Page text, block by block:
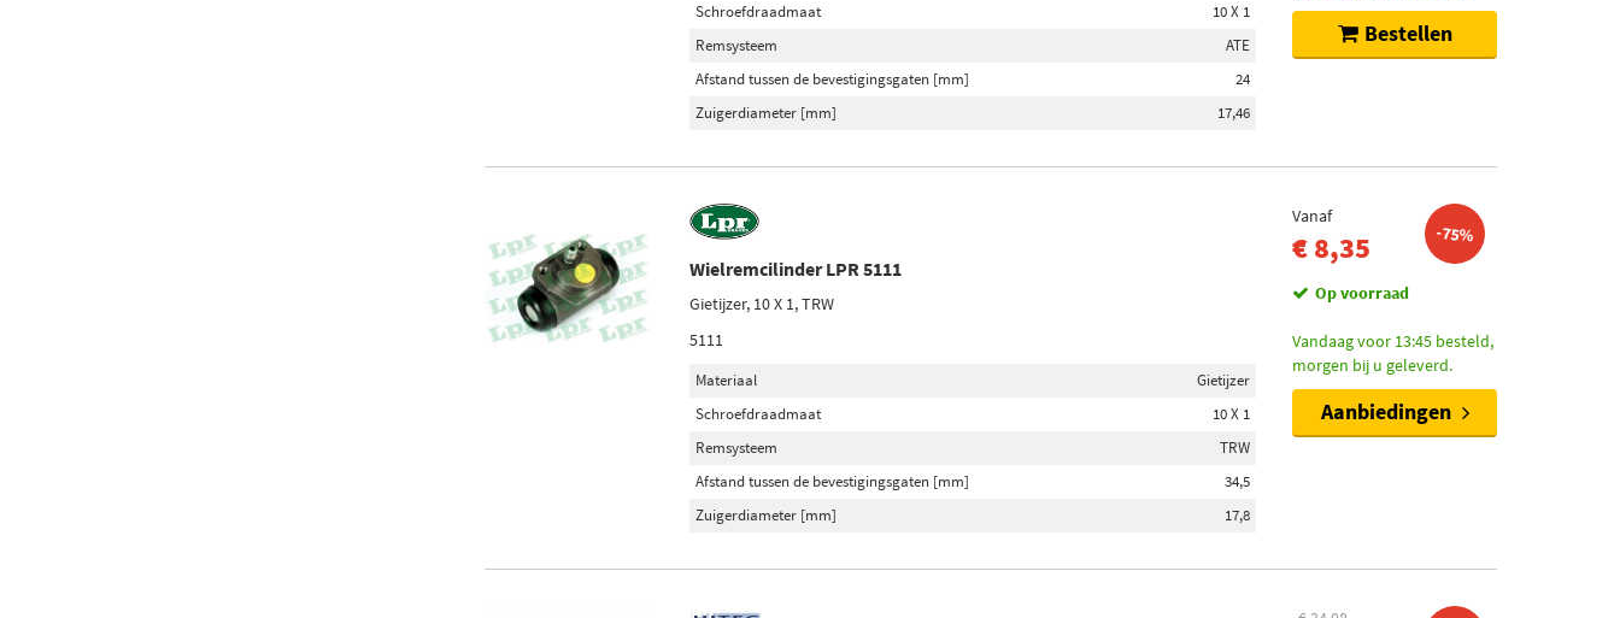
Schroefdraadmaat
10 X 1
Remsysteem
ATE
Afstand tussen de bevestigingsgaten [mm]
24
Zuigerdiameter [mm]
17,46
Bestellen
Wielremcilinder LPR 5111
Gietijzer, 10 X 1, TRW
5111
Materiaal
Gietijzer
Schroefdraadmaat
10 X 1
Remsysteem
TRW
Afstand tussen de bevestigingsgaten [mm]
34,5
Zuigerdiameter [mm]
17,8
Vanaf
€ 8,35 -75%
Op voorraad
Vandaag voor 13:45 besteld,
morgen bij u geleverd.
Aanbiedingen